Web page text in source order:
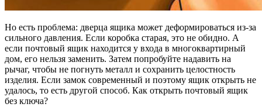
Но есть проблема: дверца ящика может деформироваться из-за
сильного давления. Если коробка старая, это не обидно. А
если почтовый ящик находится у входа в многоквартирный
дом, его нельзя заменить. Затем попробуйте надавить на
рычаг, чтобы не погнуть металл и сохранить целостность
изделия. Если замок современный и поэтому ящик открыть не
удалось, то есть другой способ. Как открыть почтовый ящик
без ключа?